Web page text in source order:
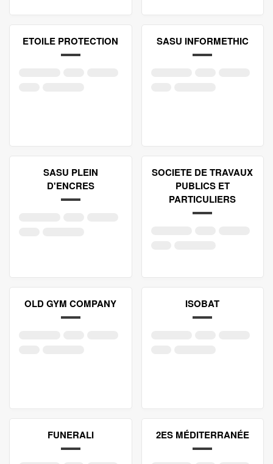
ETOILE PROTECTION SASU INFORMETHIC
SASU PLEIN
D'ENCRES
SOCIETE DE TRAVAUX
PUBLICS ET
PARTICULIERS
OLD GYM COMPANY ISOBAT
FUNERALI 2ES MÉDITERRANÉE